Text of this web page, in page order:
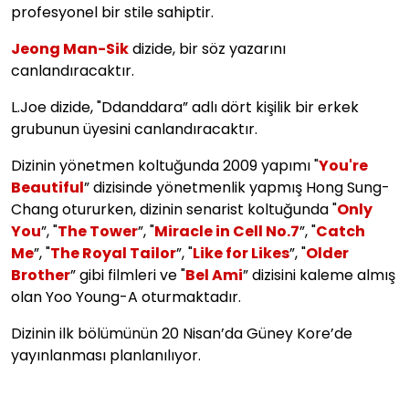
profesyonel bir stile sahiptir.
Jeong Man-Sikdizide, bir söz yazarını
canlandıracaktır.
L.Joe dizide, "Ddanddara” adlı dört kişilik bir erkek
grubunun üyesini canlandıracaktır.
Dizinin yönetmen koltuğunda 2009 yapımı "You're
Beautiful” dizisinde yönetmenlik yapmış Hong Sung-
Chang otururken, dizinin senarist koltuğunda "Only
You”, "The Tower”, "Miracle in Cell No.7”, "Catch
Me”, "The Royal Tailor”, "Like for Likes”, "Older
Brother” gibi filmleri ve "Bel Ami” dizisini kaleme almış
olan Yoo Young-A oturmaktadır.
Dizinin ilk bölümünün 20 Nisan’da Güney Kore’de
yayınlanması planlanılıyor.